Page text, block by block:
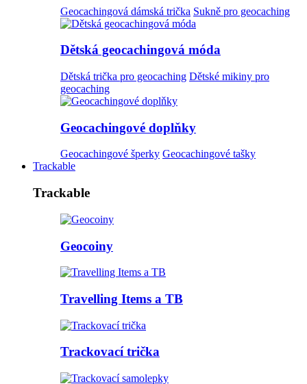
Geocachingová dámská trička Sukně pro geocaching
Dětská geocachingová móda
Dětská trička pro geocaching Dětské mikiny pro
geocaching
Geocachingové doplňky
Geocachingové šperky Geocachingové tašky
Trackable
Trackable
Geocoiny
Travelling Items a TB
Trackovací trička